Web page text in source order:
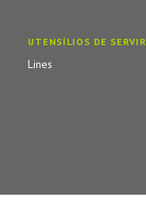
UTENSÍLIOS DE SERVIR
Lines